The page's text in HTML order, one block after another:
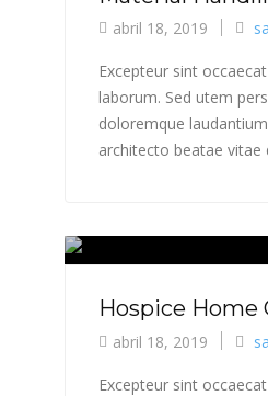
abril 18, 2019
Excepteur sint
laborum. Sed utem
doloremque
architecto beatae vitae
Hospice Home
abril 18, 2019
Excepteur sint